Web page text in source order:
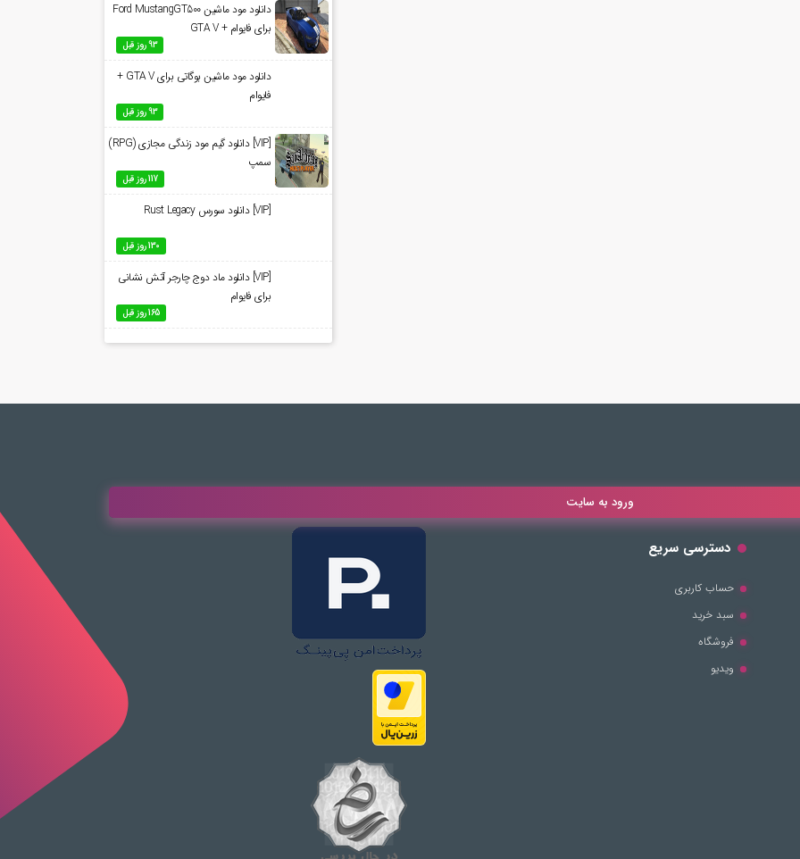
دانلود مود ماشین Ford MustangGT500
برای فایوام + GTA V
93 روز قبل
دانلود مود ماشین بوگاتی برای GTA V +
فایوام
93 روز قبل
[VIP] دانلود گیم مود زندگی مجازی (RPG)
سمپ
117 روز قبل
[VIP] دانلود سورس Rust Legacy
130 روز قبل
[VIP] دانلود ماد دوج چارجر آتش نشانی
برای فایوام
165 روز قبل
ورود به سایت
دسترسی سریع
حساب کاربری
سبد خرید
فروشگاه
ویدیو